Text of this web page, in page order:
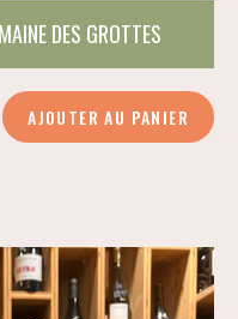
DES GROTTES
AJOUTER AU PANIER